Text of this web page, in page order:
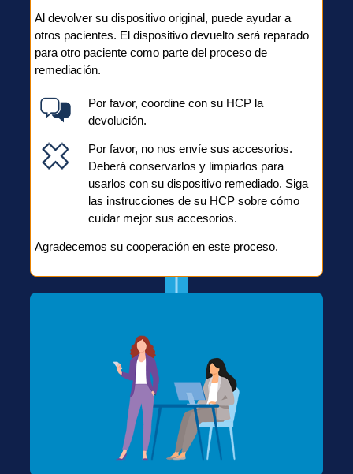
Al devolver su dispositivo original, puede ayudar a
otros pacientes. El dispositivo devuelto será reparado
para otro paciente como parte del proceso de
remediación.
Por favor, coordine con su HCP la
devolución.
Por favor, no nos envíe sus accesorios.
Deberá conservarlos y limpiarlos para
usarlos con su dispositivo remediado. Siga
las instrucciones de su HCP sobre cómo
cuidar mejor sus accesorios.
Agradecemos su cooperación en este proceso.